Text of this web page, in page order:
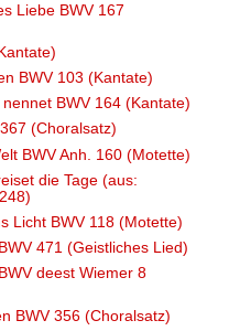
Liebe BWV 167
BWV 103 (Kantate)
BWV 164 (Kantate)
(Choralsatz)
BWV Anh. 160 (Motette)
die Tage (aus:
Licht BWV 118 (Motette)
471 (Geistliches Lied)
deest Wiemer 8
BWV 356 (Choralsatz)